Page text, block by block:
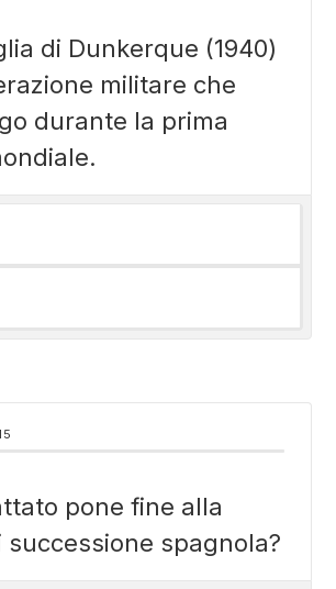
di Dunkerque (1940)
militare che
durante la prima
pone fine alla
successione spagnola?